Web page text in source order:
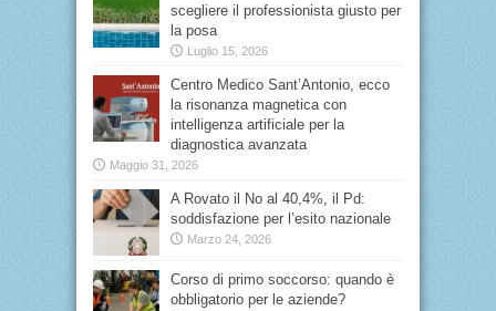
scegliere il professionista giusto per
la posa
Luglio 15, 2026
Centro Medico Sant’Antonio, ecco
la risonanza magnetica con
intelligenza artificiale per la
diagnostica avanzata
Maggio 31, 2026
A Rovato il No al 40,4%, il Pd:
soddisfazione per l’esito nazionale
Marzo 24, 2026
Corso di primo soccorso: quando è
obbligatorio per le aziende?